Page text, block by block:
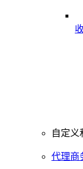
自定义
代理商